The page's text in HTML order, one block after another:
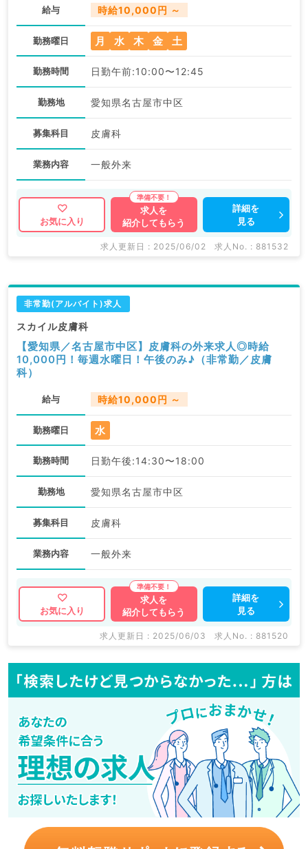
給与 時給10,000円 ～
勤務曜日 月 水 木 金 土
勤務時間 日勤午前:10:00〜12:45
勤務地 愛知県名古屋市中区
募集科目 皮膚科
業務内容 一般外来
お気に入り
求人を
紹介してもらう
詳細を
見る
求人更新日 : 2025/06/02 求人No. : 881532
非常勤(アルバイト)求人
スカイル皮膚科
【愛知県／名古屋市中区】皮膚科の外来求人◎時給
10,000円！毎週水曜日！午後のみ♪（非常勤／皮膚
科）
給与 時給10,000円 ～
勤務曜日 水
勤務時間 日勤午後:14:30〜18:00
勤務地 愛知県名古屋市中区
募集科目 皮膚科
業務内容 一般外来
お気に入り
求人を
紹介してもらう
詳細を
見る
求人更新日 : 2025/06/03 求人No. : 881520